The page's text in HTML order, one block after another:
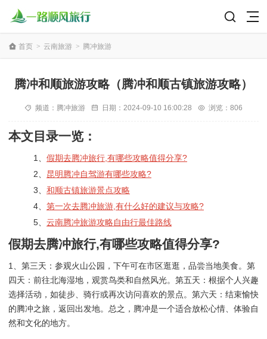
首页 > 云南旅游 > 腾冲旅游
腾冲和顺旅游攻略（腾冲和顺古镇旅游攻略）
频道： 腾冲旅游 日期： 2024-09-10 16:00:28 浏览：806
本文目录一览：
1、 假期去腾冲旅行,有哪些攻略值得分享?
2、 昆明腾冲自驾游有哪些攻略?
3、 和顺古镇旅游景点攻略
4、 第一次去腾冲旅游,有什么好的建议与攻略?
5、 云南腾冲旅游攻略自由行最佳路线
假期去腾冲旅行,有哪些攻略值得分享?
1、第三天：参观火山公园，下午可在市区逛逛，品尝当地美食。第
四天：前往北海湿地，观赏鸟类和自然风光。第五天：根据个人兴趣
选择活动，如徒步、骑行或再次访问喜欢的景点。第六天：结束愉快
的腾冲之旅，返回出发地。总之，腾冲是一个适合放松心情、体验自
然和文化的地方。